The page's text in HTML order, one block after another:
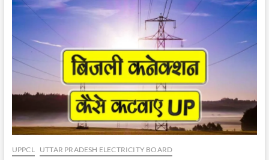
हड़ताल
मांगों
UPPCL UTTAR PRADESH ELECTRICITY BOARD